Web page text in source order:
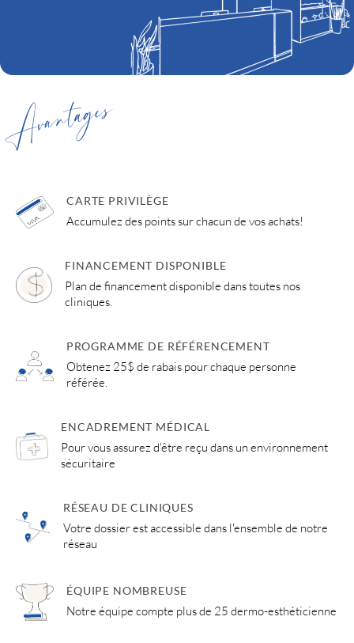
CARTE PRIVILÈGE
Accumulez des points sur chacun de vos achats!
FINANCEMENT DISPONIBLE
Plan de financement disponible dans toutes nos
cliniques.
PROGRAMME DE RÉFÉRENCEMENT
Obtenez 25$ de rabais pour chaque personne
référée.
ENCADREMENT MÉDICAL
Pour vous assurez d'être reçu dans un environnement
sécuritaire
RÉSEAU DE CLINIQUES
Votre dossier est accessible dans l'ensemble de notre
réseau
ÉQUIPE NOMBREUSE
Notre équipe compte plus de 25 dermo-esthéticienne